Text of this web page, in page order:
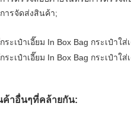
ารจัดส่งสินค้า;
ค้าอื่นๆที่คล้ายกัน: